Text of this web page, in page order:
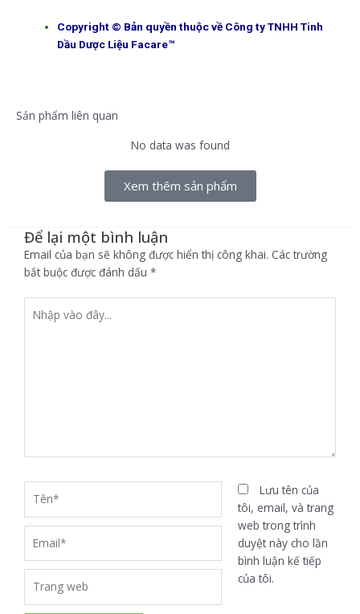
Copyright © Bản quyền thuộc về Công ty TNHH Tinh
Dầu Dược Liệu Facare™
Sản phẩm liên quan
No data was found
Xem thêm sản phẩm
Để lại một bình luận
Email của bạn sẽ không được hiển thị công khai. Các trường
bắt buộc được đánh dấu *
vào
web
Lưu tên của
tôi, email, và trang
web trong trình
duyệt này cho lần
bình luận kế tiếp
của tôi.